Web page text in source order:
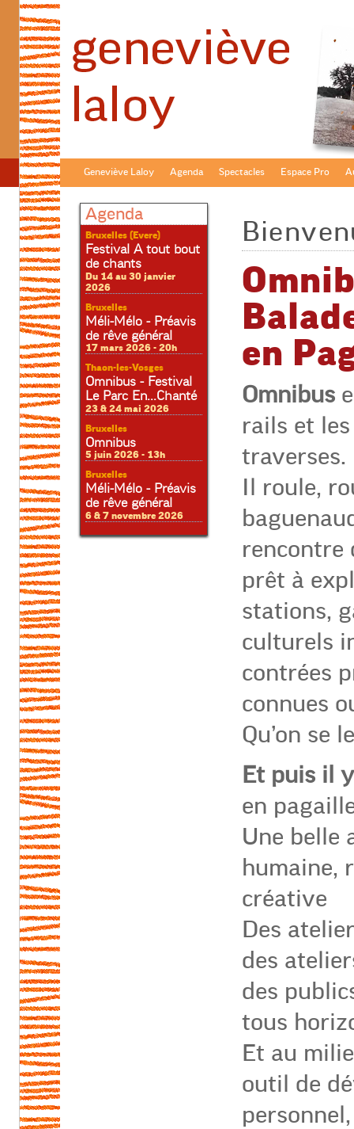
Geneviève Laloy Agenda Spectacles Espace Pro
Agenda
Bruxelles (Evere)
Festival A tout bout
de chants
Du 14 au 30 janvier
2026
Bruxelles
Méli-Mélo - Préavis
de rêve général
17 mars 2026 - 20h
Thaon-les-Vosges
Omnibus - Festival
Le Parc En...Chanté
23 & 24 mai 2026
Bruxelles
Omnibus
5 juin 2026 - 13h
Bruxelles
Méli-Mélo - Préavis
de rêve général
6 & 7 novembre 2026
en
Omnibus
rails et
traverses.
Il roule,
rencontre
prêt à
stations,
culturels
contrées
connues
Qu’on se
Et puis il
en
Une belle
humaine,
créative
Des
des
des
tous
Et au
outil de